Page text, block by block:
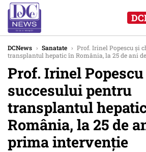
DCNews › Sanatate › Prof. Irinel Popescu și
transplantul hepatic în România, la 25 de ani
Prof. Irinel
succesului pentru
transplantul
România, la 25 de
prima intervenție